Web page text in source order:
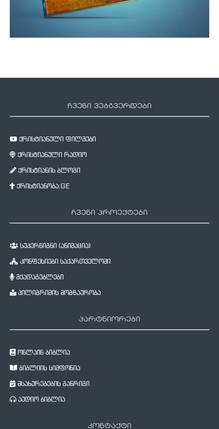
ჩვენი ვებგვერდები
ქრისტიანული ფილმები
ქრისტიანული რადიო
ქრისტიანის ბლოგი
ქრისტიანობა.GE
ჩვენი პროექტები
სუპერწიგნი (ანიმაცია)
კონფესიები საქართველოში
მქადაგებლები
პილიგრიმის მოგზაურობა
პარტნიორები
ონლაინ ბიბლია
ბიბლიის სიმფონია
მსახურებების განრიგი
აუდიო ბიბლია
კონტაქტი